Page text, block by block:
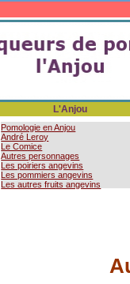
L'Anjou
Pomologie en Anjou
André Leroy
Le Comice
Autres personnages
Les poiriers angevins
Les pommiers angevins
Les autres fruits angevins